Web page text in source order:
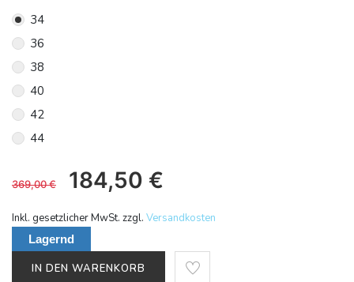
34
36
38
40
42
44
369,00€ 184,50 €
Inkl. gesetzlicher MwSt. zzgl. Versandkosten
Lagernd
IN DEN WARENKORB